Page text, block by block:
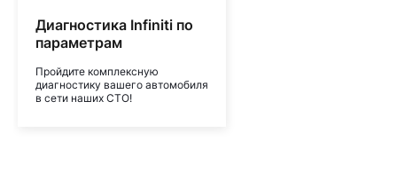
Диагностика Infiniti по
параметрам
Пройдите комплексную
диагностику вашего автомобиля
в сети наших СТО!